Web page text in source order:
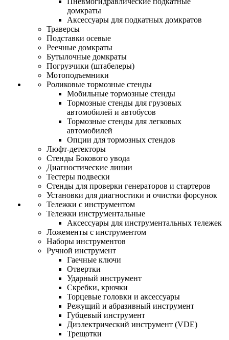
домкраты
Аксессуары для подкатных домкратов
Траверсы
Подставки осевые
Реечные домкраты
Бутылочные домкраты
Погрузчики (штабелеры)
Мотоподъемники
Роликовые тормозные стенды
Мобильные тормозные стенды
Тормозные стенды для грузовых
автомобилей и автобусов
Тормозные стенды для легковых
автомобилей
Опции для тормозных стендов
Люфт-детекторы
Стенды Бокового увода
Диагностические линии
Тестеры подвески
Стенды для проверки генераторов и стартеров
Установки для диагностики и очистки форсунок
Тележки с инструментом
Тележки инструментальные
Аксессуары для инструментальных тележек
Ложементы с инструментом
Наборы инструментов
Ручной инструмент
Гаечные ключи
Отвертки
Ударный инструмент
Скребки, крючки
Торцевые головки и аксессуары
Режущий и абразивный инструмент
Губцевый инструмент
Диэлектрический инструмент (VDE)
Трещотки